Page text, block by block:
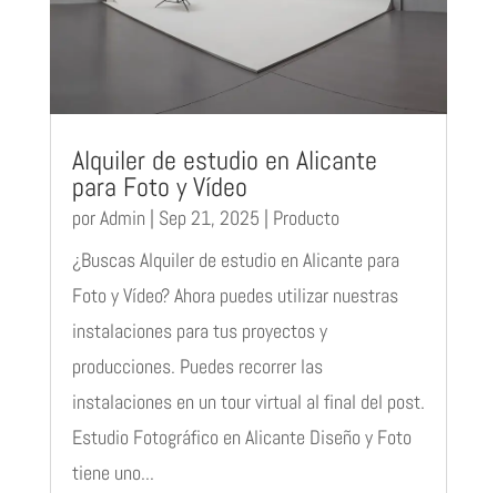
Alquiler de estudio en Alicante
para Foto y Vídeo
porAdmin | Sep 21, 2025 | Producto
¿Buscas Alquiler de estudio en Alicante para
Foto y Vídeo? Ahora puedes utilizar nuestras
instalaciones para tus proyectos y
producciones. Puedes recorrer las
instalaciones en un tour virtual al final del post.
Estudio Fotográfico en Alicante Diseño y Foto
tiene uno...